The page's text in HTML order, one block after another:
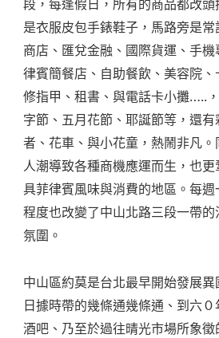
段，每逢假日，所有的商品都改
是衣服皮包手錶鞋子，馬路旁是
商店、匯兌金融、國際貨運、手
律賓簡餐店、自助餐飲、美容院
修指甲、租書、與電話卡小攤…..
字節、五月花節、耶誕節等，還
者、花車、與小花童，熱鬧非凡
人潮導致各種商機應運而生，也
具菲律賓風味與消費的地區。每
程度也改變了中山北路三段一帶
氛圍。
中山區約莫是台北最早開始發展
日據時帶的幾條通幾條通、到六
酒吧、乃至於過往晴光市場所象